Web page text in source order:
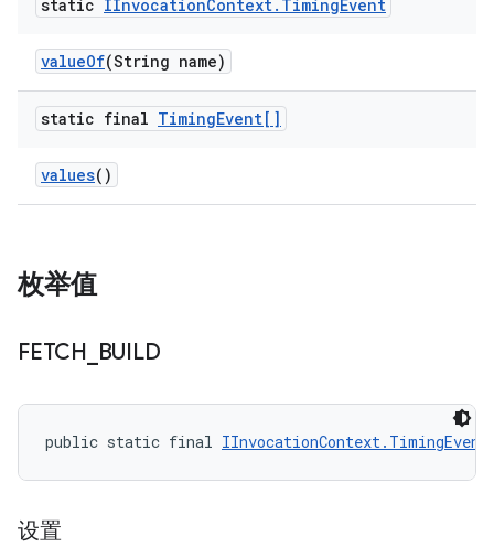
static IInvocationContext. TimingEvent
valueOf(String name)
static final TimingEvent[]
values()
枚举值
FETCH BUILD
public static final IInvocationContext.TimingEvent
设置